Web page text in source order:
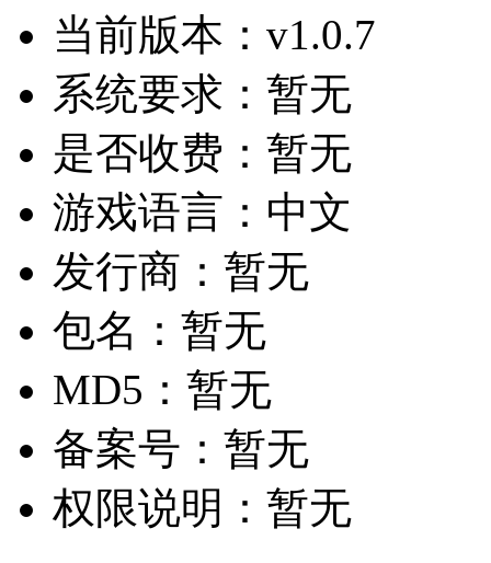
当前版本： v1.0.7
系统要求： 暂无
是否收费： 暂无
游戏语言： 中文
发行商： 暂无
包名： 暂无
MD5： 暂无
备案号： 暂无
权限说明： 暂无